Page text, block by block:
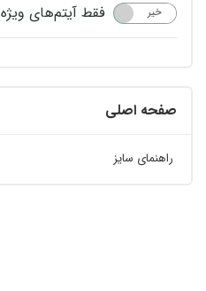
بله خیر فقط آیتم‌های ویژه
صفحه اصلی
راهنمای سایز